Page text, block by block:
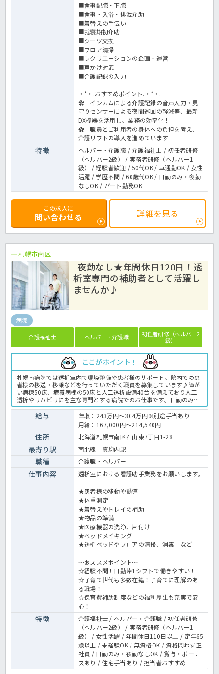
■食事配膳・下膳
■食事・入浴・排泄介助
■着替えの手伝い
■就寝期初介助
■シーツ交換
■フロア清掃
■レクリエーションの企画・運営
■声かけ対応
■介護記録の入力
・*・.おすすめポイント.・*・.
✿ インカムによる介護記録の音声入力・見
守りセンサーによる夜間巡回の軽減等、最新
DX機器を活用し、業務の効率化！
✿ 職員とご利用者の身体への負担を考え、
介護リフトの導入を進めています
特徴
ヘルパー・介護職 / 介護福祉士 / 初任者研修
（ヘルパー2級） / 実務者研修（ヘルパー1
級） / 経験者歓迎 / 50代OK / 車通勤OK / 女性
活躍 / 学歴不問 / 60歳代OK / 日勤のみ・夜勤
なしOK / パート勤務OK
この求人に
問い合わせる 詳細を見る
札幌市南区
夜勤なし★年間休日120日！透
析室専門の補助者として活躍し
ませんか♪
病院
介護福祉士 ヘルパー・介護職
初任者研修（ヘルパー2
級）
ここがポイント！
札幌南病院では透析室内で環境整備や患者様のサポート、院内での患
者様の移送・移乗などを行っていただく職員を募集しています♪障が
い病棟50床、療養病棟の50床と人工透析設備40台を備えており人工
透析やリハビリにを主な専門とする病院でのお仕事です。日勤のみで
病院のお仕事となるのでご家庭の事情で夜勤ができない方にもオスス
メ★さらに年間休日は120日もあるので、プライベートとの両立もし
っかり叶う環境です♪定年は65歳なので年齢を重ねても活躍していた
だける職場！気になる方はほっ介護までお気軽にお問い合わせくださ
い☆病院での介護業務全般です。＜介護職 正職員 病院の求人＞
給与
年収：243万円～304万円※別途手当あり
月給：167,000円～214,540円
住所 北海道札幌市南区石山東7丁目1-28
最寄り駅 南北線 真駒内駅
職種 介護職・ヘルパー
仕事内容 透析室における看護助手業務をお願いします。
★患者様の移動や誘導
★体重測定
★着替えやトレイの補助
★物品の準備
★医療機器の洗浄、片付け
★ベッドメイキング
★透析ベッドやフロアの清掃、消毒 など
～おススメポイント～
☆経験不問！日勤帯1シフトで働きやすい！
☆子育て世代も多数在籍！子育てに理解のあ
る職場！
☆保育費補助制度などの福利厚生も充実で安
心！
特徴
介護福祉士 / ヘルパー・介護職 / 初任者研修
（ヘルパー2級） / 実務者研修（ヘルパー1
級） / 女性活躍 / 年間休日110日以上 / 定年65
歳以上 / 未経験OK / 無資格OK / 資格問わず正
社員 / 日勤のみ・夜勤なしOK / 賞与・ボーナ
スあり / 住宅手当あり / 担当者おすすめ